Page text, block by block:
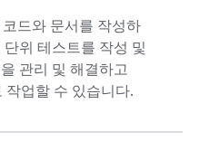
드와 문서를 작성하
위 테스트를 작성 및
관리 및 해결하고
업할 수 있습니다.